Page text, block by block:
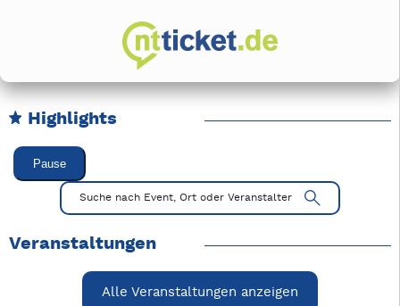
Highlights
Karussell Veranstaltungen überspringen
Pause
Mit Tab zu den Steuerelementen wechseln. Mit Pfeiltasten
Suche nach Event, Ort oder Veranstalter
Veranstaltungen
Alle Veranstaltungen anzeigen